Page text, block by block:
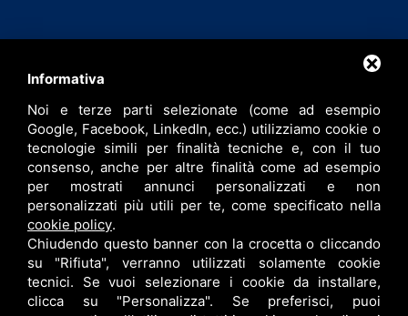
info@bfspa.it
+39 0532 836102
Lavora con noi
Informativa
Noi e terze parti selezionate (come ad esempio
Google, Facebook, LinkedIn, ecc.) utilizziamo cookie o
tecnologie simili per finalità tecniche e, con il tuo
consenso, anche per altre finalità come ad esempio
per mostrati annunci personalizzati e non
personalizzati più utili per te, come specificato nella
cookie policy.
Chiudendo questo banner con la crocetta o cliccando
su "Rifiuta", verranno utilizzati solamente cookie
tecnici. Se vuoi selezionare i cookie da installare,
clicca su "Personalizza". Se preferisci, puoi